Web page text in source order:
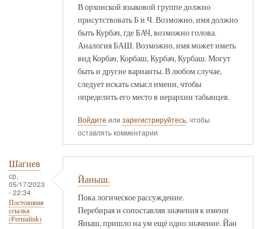
В орхонской языковой группе должно
присутствовать Б и Ч. Возможно, имя должно
быть Курбач, где БАЧ, возможно голова.
Аналогия БАШ. Возможно, имя может иметь
вид Корбач, Корбаш, Курбач, Курбаш. Могут
быть и другие варианты. В любом случае,
следует искать смысл имени, чтобы
определить его место в иерархии табынцев.
Войдите или зарегистрируйтесь, чтобы
оставлять комментарии
Шагиев
ср,
05/17/2023
- 22:34
Постоянная
ссылка
(Permalink)
Йаныш.
Пока логическое рассуждение.
Перебирая и сопоставляя значения к имени
Яныш, пришло на ум ещё одно значение. Йан